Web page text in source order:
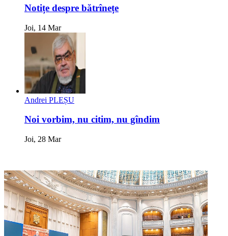
Notițe despre bătrînețe
Joi, 14 Mar
Andrei PLEȘU
Noi vorbim, nu citim, nu gîndim
Joi, 28 Mar